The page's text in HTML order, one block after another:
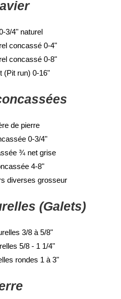
3/4" naturel
concassé 0-4"
concassé 0-8"
(Pit run) 0-16"
de pierre
0-3/4"
¾ net grise
4-8"
diverses grosseur
(Galets)
3/8 à 5/8"
5/8 - 1 1/4"
rondes 1 à 3"